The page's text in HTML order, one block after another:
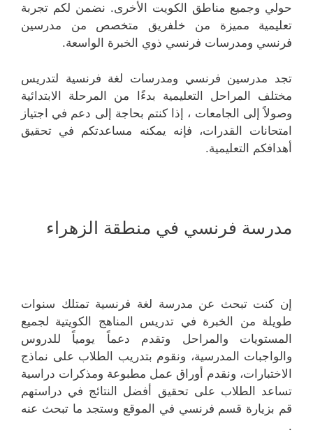
حولي وجميع مناطق الكويت الأخرى. نضمن لكم تجربة
تعليمية مميزة من خلفريق متخصص من مدرسين
فرنسي ومدرسات فرنسي ذوي الخبرة الواسعة.
تجد مدرسين فرنسي ومدرسات لغة فرنسية لتدريس
مختلف المراحل التعليمية بدءًا من المرحلة الابتدائية
وصولاً إلى الجامعات ، إذا كنتم بحاجة إلى دعم في اجتياز
امتحانات القدرات، فإنه يمكنه مساعدتكم في تحقيق
أهدافكم التعليمية.
مدرسة فرنسي في منطقة الزهراء
إن كنت تبحث عن مدرسة لغة فرنسية تمتلك سنوات
طويلة من الخبرة في تدريس المناهج الكويتية لجميع
المستويات والمراحل وتقدم دعماً يومياً للدروس
والواجبات المدرسية، ونقوم بتدريب الطلاب على نماذج
الاختبارات، ونقدم أوراق عمل مطبوعة ومذكرات دراسية
تساعد الطلاب على تحقيق أفضل النتائج في دراستهم
قم بزيارة قسم فرنسي في الموقع وستجد ما تبحث عنه
.